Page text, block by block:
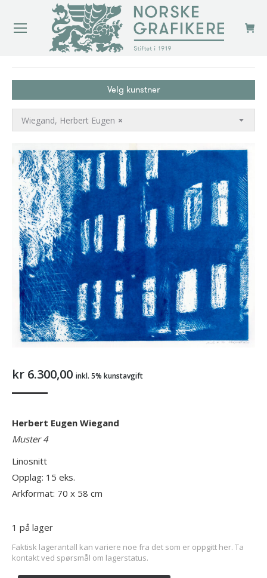
Velg kunstner
×
Wiegand, Herbert Eugen
kr 6.300,00 inkl. 5% kunstavgift
Herbert Eugen Wiegand
Muster 4
Linosnitt
Opplag: 15 eks.
Arkformat: 70 x 58 cm
1 på lager
Faktisk lagerantall kan variere noe fra det som er oppgitt her. Ta
kontakt ved spørsmål om lagerstatus.